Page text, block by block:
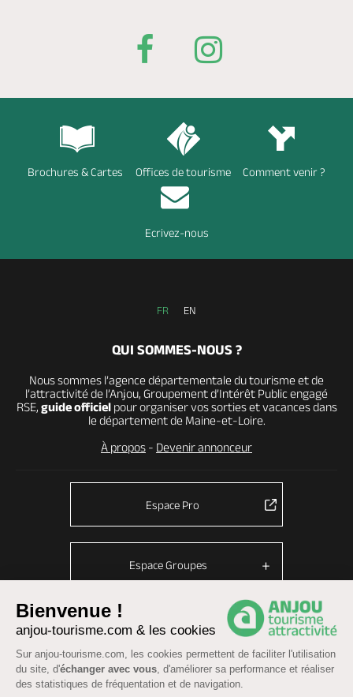
Bienvenue !
anjou-tourisme.com & les cookies
Sur anjou-tourisme.com, les cookies permettent de faciliter l'utilisation
du site, d'échanger avec vous, d'améliorer sa performance et réaliser
des statistiques de fréquentation et de navigation.
Brochures & Cartes Offices de tourisme Comment venir ?
Ecrivez-nous
FR EN
QUI SOMMES-NOUS ?
Nous sommes l’agence départementale du tourisme et de
l’attractivité de l’Anjou, Groupement d’Intérêt Public engagé
RSE, guide officielpour organiser vos sorties et vacances dans
le département de Maine-et-Loire.
À propos - Devenir annonceur
Espace Pro
Espace Groupes
© Anjou tourisme 2026 -Plan du site-Fonctionnement du site
Mentions légales Données personnelles
CGU Réservation-Accessibilité : partiellement conforme